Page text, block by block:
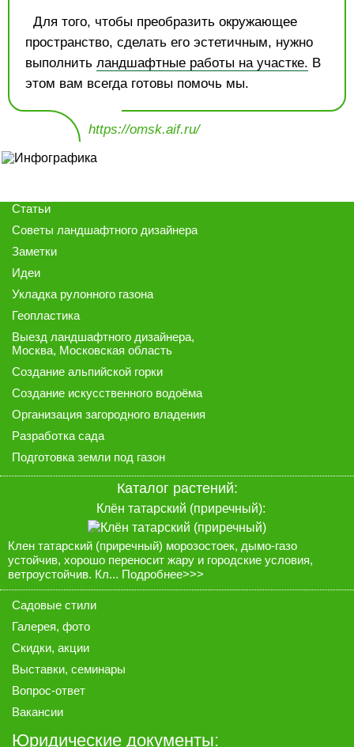
Для того, чтобы преобразить окружающее
пространство, сделать его эстетичным, нужно
выполнить ландшафтные работы на участке. В
этом вам всегда готовы помочь мы.
https://omsk.aif.ru/
Статьи
Советы ландшафтного дизайнера
Заметки
Идеи
Укладка рулонного газона
Геопластика
Выезд ландшафтного дизайнера,
Москва, Московская область
Создание альпийской горки
Создание искусственного водоёма
Организация загородного владения
Разработка сада
Подготовка земли под газон
Каталог растений:
Клён татарский (приречный):
Клен татарский (приречный) морозостоек, дымо-газо
устойчив, хорошо переносит жару и городские условия,
ветроустойчив. Кл... Подробнее>>>
Садовые стили
Галерея, фото
Скидки, акции
Выставки, семинары
Вопрос-ответ
Вакансии
Юридические документы: